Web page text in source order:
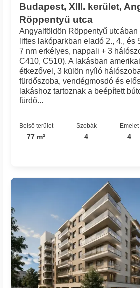
Budapest, XIII. kerület,
Röppentyű utca
Angyalföldön Röppentyű utcában
liftes lakóparkban eladó 2., 4., és
7 nm erkélyes, nappali + 3
C410, C510). A lakásban
étkezővel, 3 külön nyíló
fürdőszoba, vendégmosdó és
lakáshoz tartoznak a beépített
fürdő...
Belső terület
77 m²
Szobák
4
Emelet
4